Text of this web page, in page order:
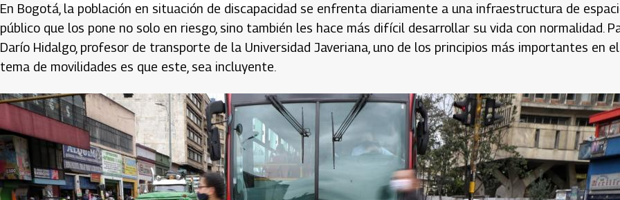
En Bogotá, la población en situación de discapacidad se enfrenta diariamente a una infraestructura de
público que los pone no solo en riesgo, sino también les hace más difícil desarrollar su vida con normalidad.
Darío Hidalgo, profesor de transporte de la Universidad Javeriana, uno de los principios más importantes en el
tema de movilidades es que este, sea incluyente.